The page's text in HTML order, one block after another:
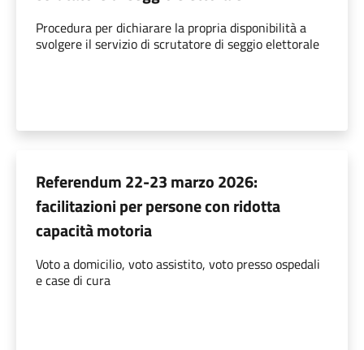
Procedura per dichiarare la propria disponibilità a
svolgere il servizio di scrutatore di seggio elettorale
Referendum 22-23 marzo 2026:
facilitazioni per persone con ridotta
capacità motoria
Voto a domicilio, voto assistito, voto presso ospedali
e case di cura